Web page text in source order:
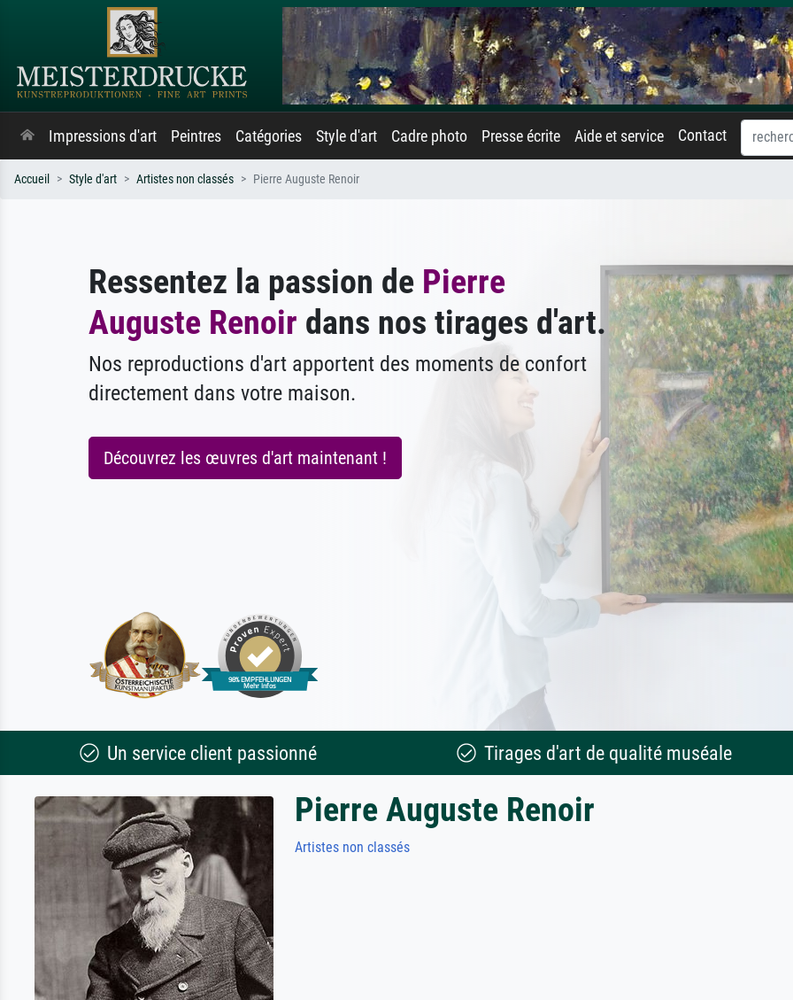
Impressions d'art Peintres Catégories Style d'art Cadre photo Presse écrite Aide et service Contact
Accueil Style d'art Artistes non classés Pierre Auguste Renoir
Ressentez la passion de Pierre
Auguste Renoir dans nos tirages d'art.
Nos reproductions d'art apportent des moments de confort
directement dans votre maison.
Découvrez les œuvres d'art maintenant !
Un service client passionné Tirages d'art de qualité muséale
Pierre Auguste Renoir
Artistes non classés